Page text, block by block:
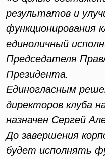
результатов и
функционирования
единоличный
Председателя
Президента.
Единогласным
директоров клуба
назначен Сергей
До завершения
будет исполнять